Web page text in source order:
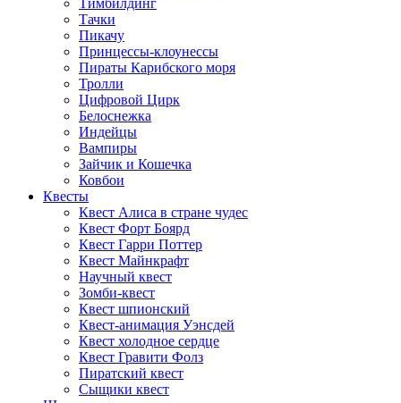
Тимбилдинг
Тачки
Пикачу
Принцессы-клоунессы
Пираты Карибского моря
Тролли
Цифровой Цирк
Белоснежка
Индейцы
Вампиры
Зайчик и Кошечка
Ковбои
Квесты
Квест Алиса в стране чудес
Квест Форт Боярд
Квест Гарри Поттер
Квест Майнкрафт
Научный квест
Зомби-квест
Квест шпионский
Квест-анимация Уэнсдей
Квест холодное сердце
Квест Гравити Фолз
Пиратский квест
Сыщики квест